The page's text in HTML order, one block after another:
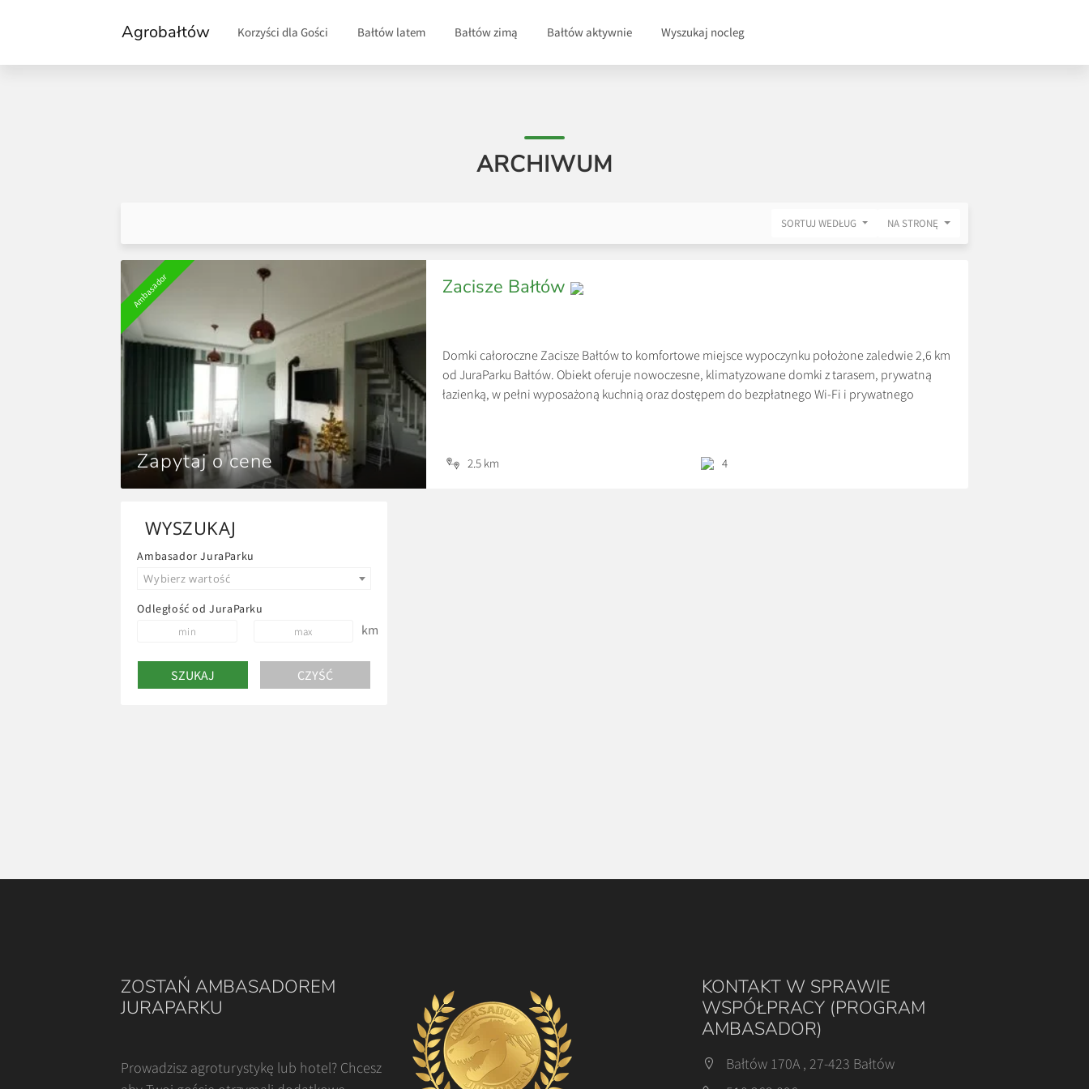
Agrobałtów Korzyści dla Gości Bałtów latem Bałtów zimą Bałtów aktywnie Wyszukaj nocleg
ARCHIWUM
SORTUJ WEDŁUG NA STRONĘ
Ambasador
Zapytaj o cene
Zacisze Bałtów
Domki całoroczne Zacisze Bałtów to komfortowe miejsce wypoczynku położone zaledwie 2,6 km
od JuraParku Bałtów. Obiekt oferuje nowoczesne, klimatyzowane domki z tarasem, prywatną
łazienką, w pełni wyposażoną kuchnią oraz dostępem do bezpłatnego Wi-Fi i prywatnego
a jednocześnie mieć najważniejsze atrakcje Bałtowa w zasięgu kilku minut jazdy. Goście mogą
2.5 km 4
WYSZUKAJ
Ambasador JuraParku
Wybierz wartość
Odległość od JuraParku
km
ZOSTAŃ AMBASADOREM
JURAPARKU
Prowadzisz agroturystykę lub hotel? Chcesz
KONTAKT W SPRAWIE
WSPÓŁPRACY (PROGRAM
AMBASADOR)
Bałtów 170A , 27-423 Bałtów